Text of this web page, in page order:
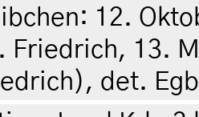
12.
Friedrich, 13.
det.